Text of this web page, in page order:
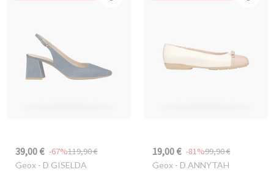
39,00 € 119,90 €
-67%
Geox- D GISELDA
19,00 € 99,90 €
-81%
Geox- D ANNYTAH